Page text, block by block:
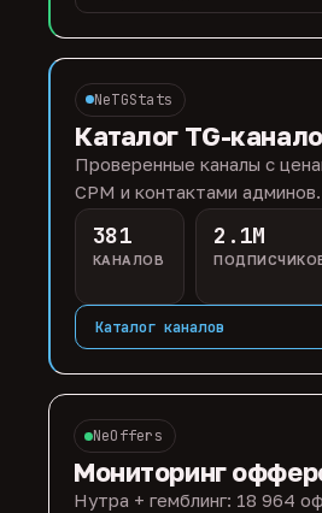
NeTGStats
Каталог TG-
Проверенные каналы с
CPM и контактами админов.
381
КАНАЛОВ
2.1M
Каталог каналов
NeOffers
Мониторинг
Нутра + гемблинг: 18 964